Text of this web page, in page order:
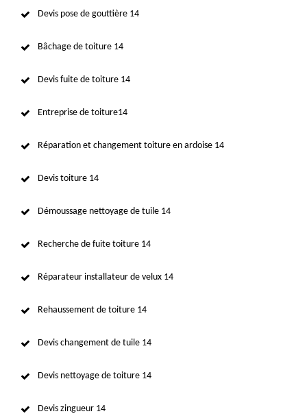
Devis pose de gouttière 14
Bâchage de toiture 14
Devis fuite de toiture 14
Entreprise de toiture14
Réparation et changement toiture en ardoise 14
Devis toiture 14
Démoussage nettoyage de tuile 14
Recherche de fuite toiture 14
Réparateur installateur de velux 14
Rehaussement de toiture 14
Devis changement de tuile 14
Devis nettoyage de toiture 14
Devis zingueur 14